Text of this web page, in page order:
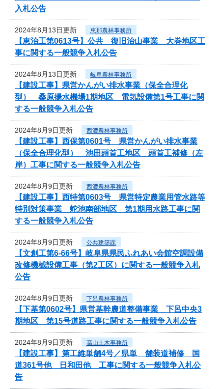
入札公告
2024年8月13日更新 恵那農林事務所
【恵治工第0613号】公共 復旧治山事業 大巻地区工
事に関する一般競争入札公告
2024年8月13日更新 岐阜農林事務所
【建設工事】県営かんがい排水事業（保全合理化
型） 桑原揚水機場1期地区 電気設備第1号工事に関
する一般競争入札公告
2024年8月9日更新 西濃農林事務所
【建設工事】西保第0601号 県営かんがい排水事業
（保全合理化型） 池田頭首工地区 頭首工補修（左
岸）工事に関する一般競争入札公告
2024年8月9日更新 西濃農林事務所
【建設工事】西特第0603号 県営特定農業用管水路等
特別対策事業 蛇池南部地区 第1期用水路工事に関
する一般競争入札公告
2024年8月9日更新 公共建築課
【文創工第6-66号】岐阜県県民ふれあい会館空調設備
改修機械設備工事（第2工区）に関する一般競争入札
公告
2024年8月9日更新 下呂農林事務所
【下基第0602号】県営基幹農道整備事業 下呂中央3
期地区 第15号道路工事に関する一般競争入札公告
2024年8月9日更新 高山土木事務所
【建設工事】第工維単舗4号／県単 舗装道補修 国
道361号他 日和田他 工事に関する一般競争入札公
告